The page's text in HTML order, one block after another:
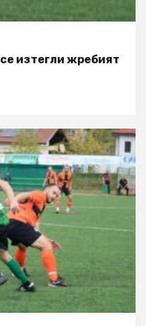
изтегли жребият